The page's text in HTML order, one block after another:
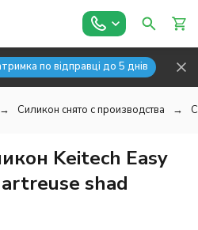
по відправці до 5 днів
Силикон снято с производства
Keitech Easy
shad